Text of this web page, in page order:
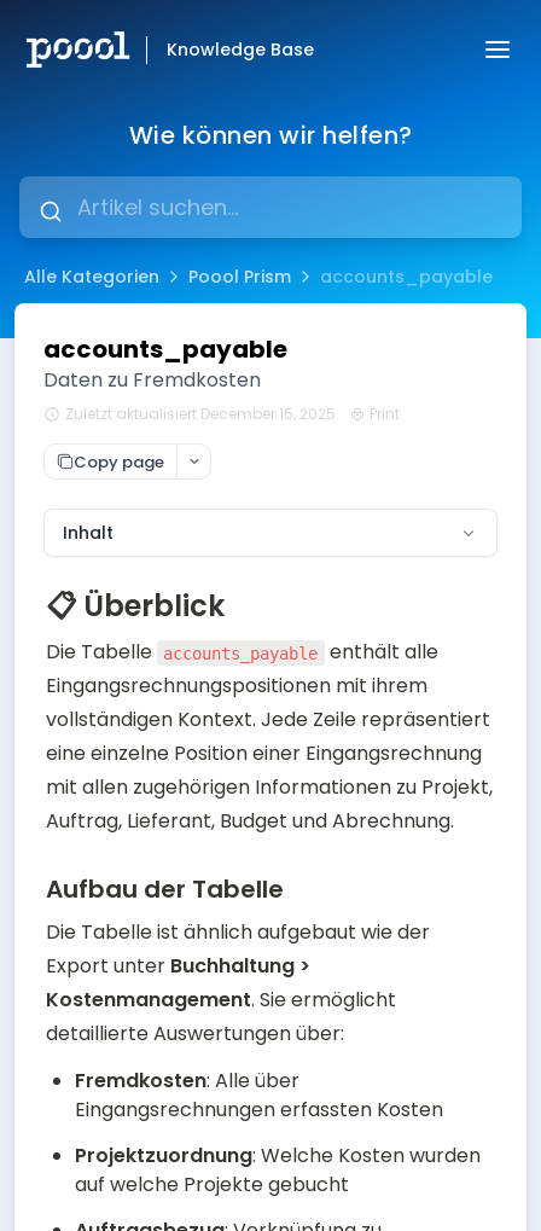
Knowledge Base
Wie können wir helfen?
Alle Kategorien Poool Prism accounts_payable
accounts_payable
Daten zu Fremdkosten
Zuletzt aktualisiert December 15, 2025 Print
Copy page
Inhalt
📋 Überblick
Die Tabelle accounts_payable
enthält alle
Eingangsrechnungspositionen mit ihrem
vollständigen Kontext. Jede Zeile repräsentiert
eine einzelne Position einer Eingangsrechnung
mit allen zugehörigen Informationen zu Projekt,
Auftrag, Lieferant, Budget und Abrechnung.
Aufbau der Tabelle
Die Tabelle ist ähnlich aufgebaut wie der
Export unter Buchhaltung >
Kostenmanagement. Sie ermöglicht
detaillierte Auswertungen über:
Fremdkosten: Alle über
Eingangsrechnungen erfassten Kosten
Projektzuordnung: Welche Kosten wurden
auf welche Projekte gebucht